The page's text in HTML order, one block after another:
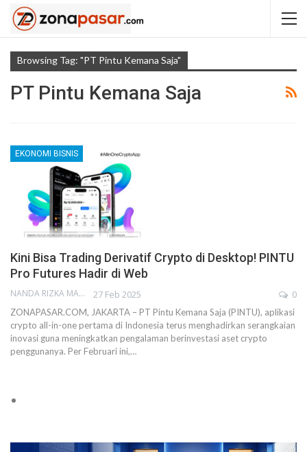
Browsing Tag: "PT Pintu Kemana Saja"
PT Pintu Kemana Saja
EKONOMI BISNIS
Kini Bisa Trading Derivatif Crypto di Desktop! PINTU
Pro Futures Hadir di Web
NANDA RIZKA MAHENDRA 27 Feb 2025 0
ZONAPASAR.COM, JAKARTA – PT Pintu Kemana Saja (PINTU), aplikasi
crypto all-in-one pertama di Indonesia terus menghadirkan serangkaian
inovasi guna meningkatkan pengalaman berinvestasi aset crypto
penggunanya. Per Februari ini,…